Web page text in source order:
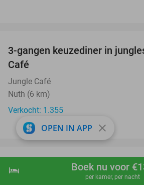
shopping_cart Boek nu
hotel Boek nu voor
per kamer, per nacht
3-gangen keuzediner in
Café
Jungle Café
Nuth (6 km)
Verkocht: 1.355
Dagdeel suppen of kanoën op
OPEN IN APP close